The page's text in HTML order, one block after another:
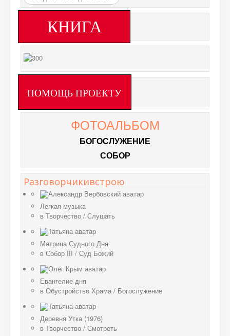
КНИГА
ПОМОЩЬ ПРОЕКТУ
ФОТОАЛЬБОМ
БОГОСЛУЖЕНИЕ
СОБОР
Разговорчикивстрою
Легкая музыка
в Творчество / Слушать
Матрица Судного Дня
в Собор III / Суд Божий
Евангелие дня
в Обустройство Храма / Богослужение
Деревня Утка (1976)
в Творчество / Смотреть